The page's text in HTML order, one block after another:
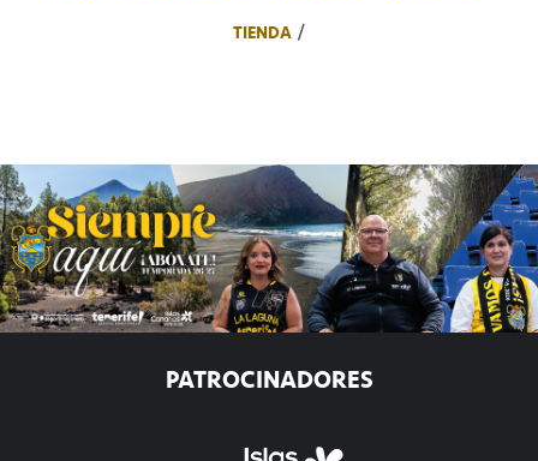
TIENDA
PATROCINADORES